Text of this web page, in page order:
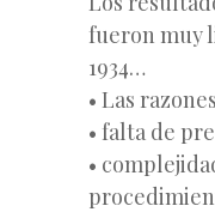
fueron muy
1934…
• Las
• falta de
•